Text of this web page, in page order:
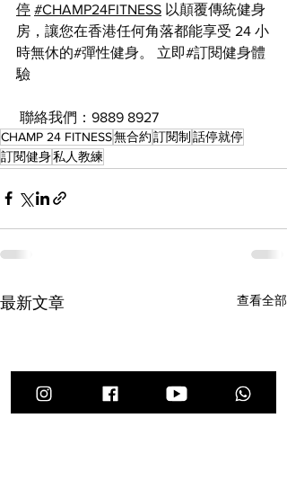
停 #CHAMP24FITNESS 以顛覆傳統健身
房，讓您在香港任何角落都能享受 24 小
時無休的#彈性健身。 立即#訂閱健身體
驗
聯絡我們：9889 8927
CHAMP 24 FITNESS無合約訂閱制 話停就停
訂閱健身私人教練
最新文章 查看全部